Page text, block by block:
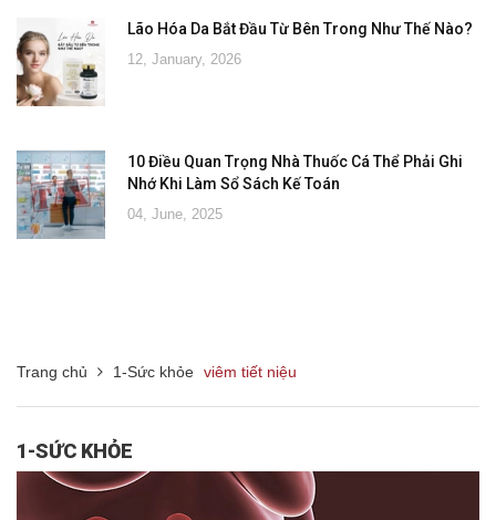
Lão Hóa Da Bắt Đầu Từ Bên Trong Như Thế Nào?
12, January, 2026
10 Điều Quan Trọng Nhà Thuốc Cá Thể Phải Ghi
Nhớ Khi Làm Sổ Sách Kế Toán
04, June, 2025
Trang chủ 1-Sức khỏe viêm tiết niệu
1-SỨC KHỎE